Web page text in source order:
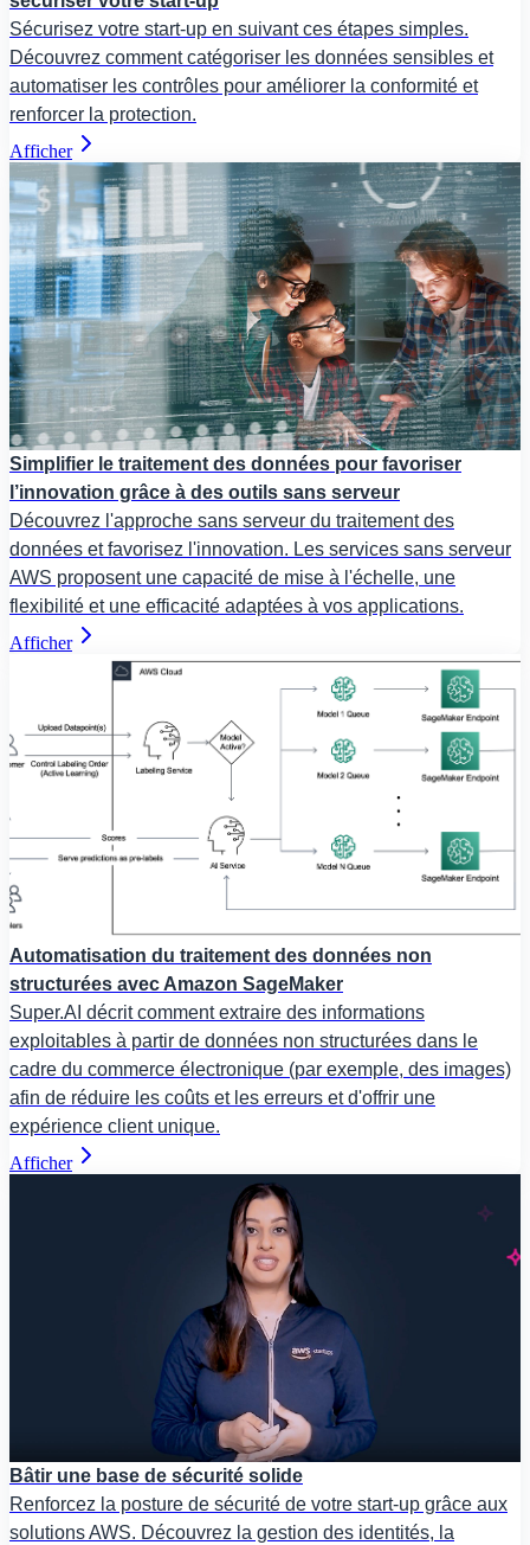
Sécurisez votre start-up en suivant ces étapes simples.
Découvrez comment catégoriser les données sensibles et
automatiser les contrôles pour améliorer la conformité et
renforcer la protection.
Afficher
Simplifier le traitement des données pour favoriser
l’innovation grâce à des outils sans serveur
Découvrez l'approche sans serveur du traitement des
données et favorisez l'innovation. Les services sans serveur
AWS proposent une capacité de mise à l'échelle, une
flexibilité et une efficacité adaptées à vos applications.
Afficher
Automatisation du traitement des données non
structurées avec Amazon SageMaker
Super.AI décrit comment extraire des informations
exploitables à partir de données non structurées dans le
cadre du commerce électronique (par exemple, des images)
afin de réduire les coûts et les erreurs et d'offrir une
expérience client unique.
Afficher
Bâtir une base de sécurité solide
Renforcez la posture de sécurité de votre start-up grâce aux
solutions AWS. Découvrez la gestion des identités, la